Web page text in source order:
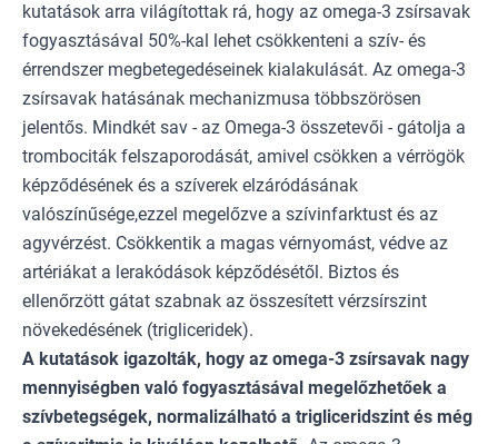
kutatások arra világítottak rá, hogy az omega-3 zsírsavak
fogyasztásával 50%-kal lehet csökkenteni a szív- és
érrendszer megbetegedéseinek kialakulását. Az omega-3
zsírsavak hatásának mechanizmusa többszörösen
jelentős. Mindkét sav - az Omega-3 összetevői - gátolja a
trombociták felszaporodását, amivel csökken a vérrögök
képződésének és a szíverek elzáródásának
valószínűsége,ezzel megelőzve a szívinfarktust és az
agyvérzést. Csökkentik a magas vérnyomást, védve az
artériákat a lerakódások képződésétől. Biztos és
ellenőrzött gátat szabnak az összesített vérzsírszint
növekedésének (trigliceridek).
A kutatások igazolták, hogy az omega-3 zsírsavak nagy
mennyiségben való fogyasztásával megelőzhetőek a
szívbetegségek, normalizálható a trigliceridszint és még